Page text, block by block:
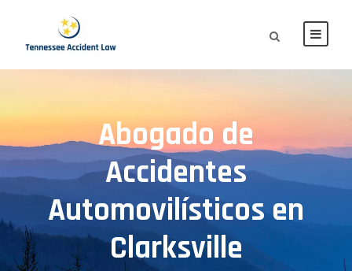
Abogado de
Accidentes
Automovilísticos en
Clarksville